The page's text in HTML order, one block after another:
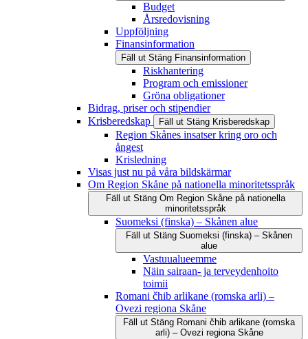
Budget
Årsredovisning
Uppföljning
Finansinformation
Fäll ut Stäng Finansinformation
Riskhantering
Program och emissioner
Gröna obligationer
Bidrag, priser och stipendier
Krisberedskap
Fäll ut Stäng Krisberedskap
Region Skånes insatser kring oro och
ångest
Krisledning
Visas just nu på våra bildskärmar
Om Region Skåne på nationella minoritetsspråk
Fäll ut Stäng Om Region Skåne på nationella
minoritetsspråk
Suomeksi (finska) – Skånen alue
Fäll ut Stäng Suomeksi (finska) – Skånen
alue
Vastuualueemme
Näin sairaan- ja terveydenhoito
toimii
Romani čhib arlikane (romska arli) –
Ovezi regiona Skåne
Fäll ut Stäng Romani čhib arlikane (romska
arli) – Ovezi regiona Skåne